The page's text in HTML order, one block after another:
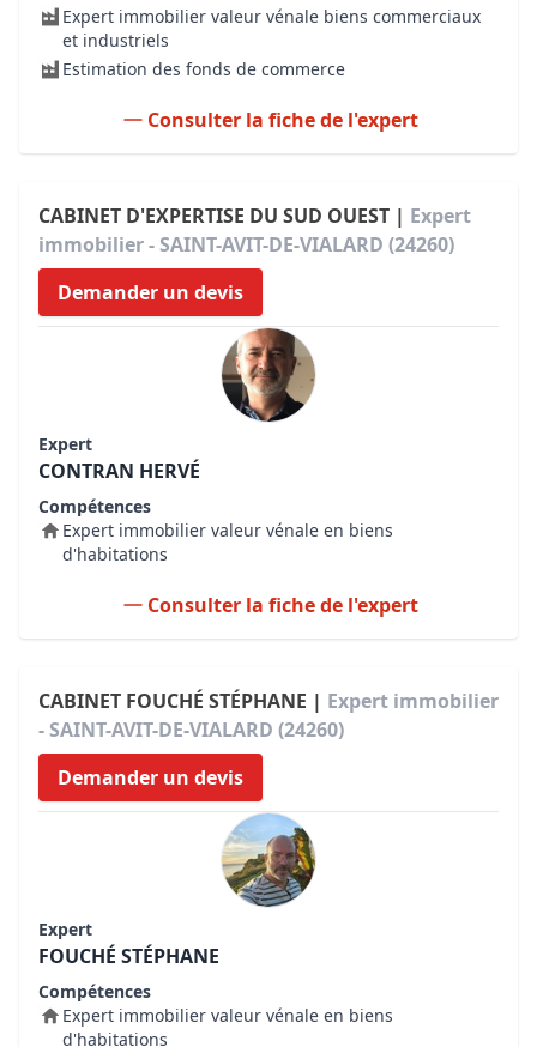
Expert immobilier valeur vénale biens commerciaux
et industriels
Estimation des fonds de commerce
Consulter la fiche de l'expert
CABINET D'EXPERTISE DU SUD OUEST | Expert
immobilier - SAINT-AVIT-DE-VIALARD (24260)
Demander un devis
Expert
CONTRAN HERVÉ
Compétences
Expert immobilier valeur vénale en biens
d'habitations
Consulter la fiche de l'expert
CABINET FOUCHÉ STÉPHANE | Expert immobilier
- SAINT-AVIT-DE-VIALARD (24260)
Demander un devis
Expert
FOUCHÉ STÉPHANE
Compétences
Expert immobilier valeur vénale en biens
d'habitations